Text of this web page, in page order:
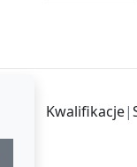
Kwalifikacje|